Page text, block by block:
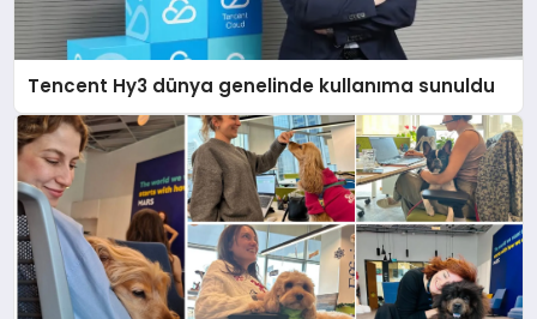
Tencent Hy3 dünya genelinde kullanıma sunuldu